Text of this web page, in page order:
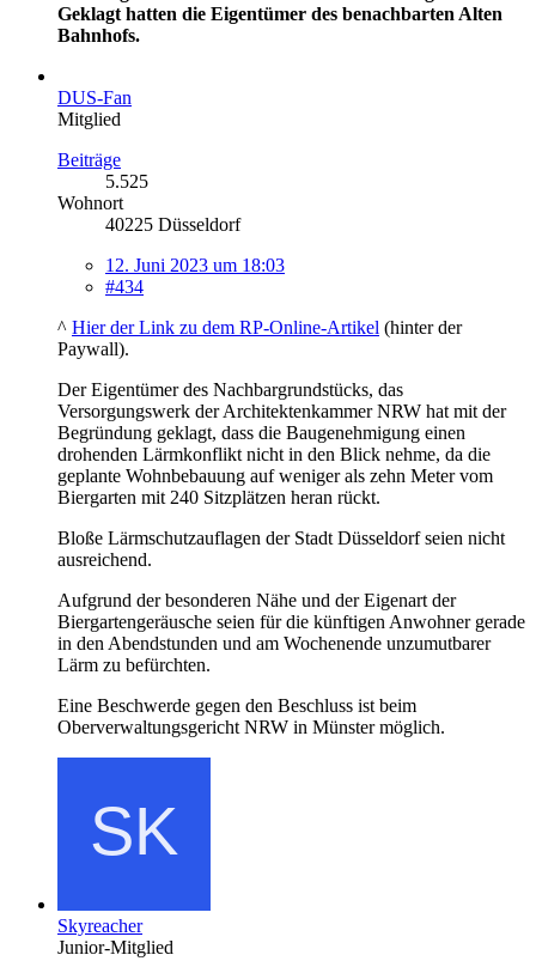
Geklagt hatten die Eigentümer des benachbarten Alten
Bahnhofs.
DUS-Fan
Mitglied
Beiträge
5.525
Wohnort
40225 Düsseldorf
12. Juni 2023 um 18:03
#434
^ Hier der Link zu dem RP-Online-Artikel (hinter der
Paywall).
Der Eigentümer des Nachbargrundstücks, das
Versorgungswerk der Architektenkammer NRW hat mit der
Begründung geklagt, dass die Baugenehmigung einen
drohenden Lärmkonflikt nicht in den Blick nehme, da die
geplante Wohnbebauung auf weniger als zehn Meter vom
Biergarten mit 240 Sitzplätzen heran rückt.
Bloße Lärmschutzauflagen der Stadt Düsseldorf seien nicht
ausreichend.
Aufgrund der besonderen Nähe und der Eigenart der
Biergartengeräusche seien für die künftigen Anwohner gerade
in den Abendstunden und am Wochenende unzumutbarer
Lärm zu befürchten.
Eine Beschwerde gegen den Beschluss ist beim
Oberverwaltungsgericht NRW in Münster möglich.
Skyreacher
Junior-Mitglied